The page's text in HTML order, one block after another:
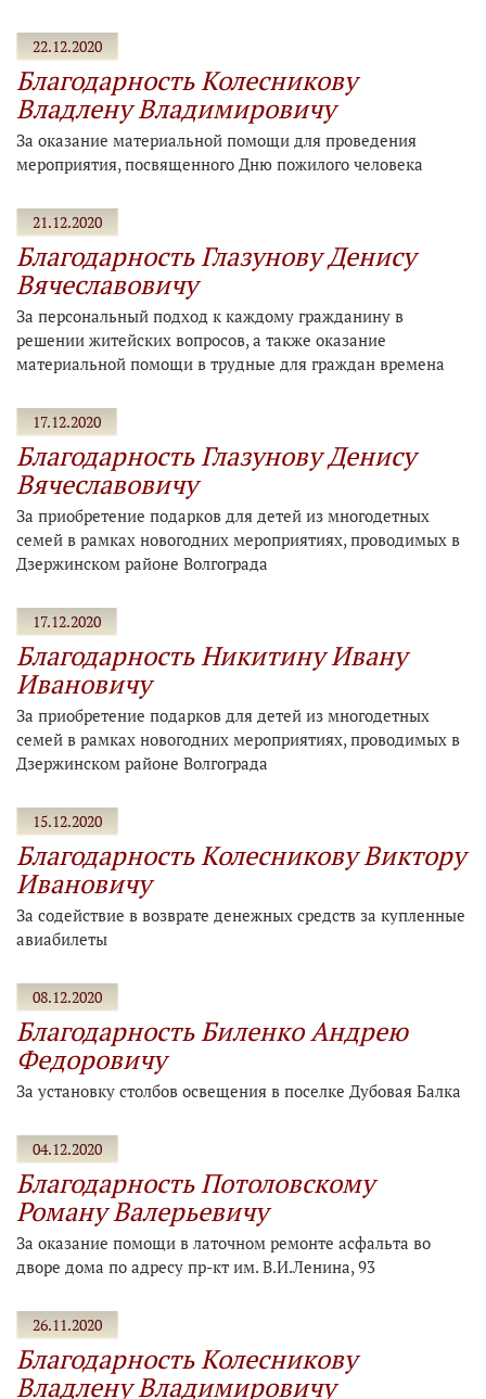
22.12.2020
Благодарность Колесникову
Владлену Владимировичу
За оказание материальной помощи для проведения
мероприятия, посвященного Дню пожилого человека
21.12.2020
Благодарность Глазунову Денису
Вячеславовичу
За персональный подход к каждому гражданину в
решении житейских вопросов, а также оказание
материальной помощи в трудные для граждан времена
17.12.2020
Благодарность Глазунову Денису
Вячеславовичу
За приобретение подарков для детей из многодетных
семей в рамках новогодних мероприятиях, проводимых в
Дзержинском районе Волгограда
17.12.2020
Благодарность Никитину Ивану
Ивановичу
За приобретение подарков для детей из многодетных
семей в рамках новогодних мероприятиях, проводимых в
Дзержинском районе Волгограда
15.12.2020
Благодарность Колесникову Виктору
Ивановичу
За содействие в возврате денежных средств за купленные
авиабилеты
08.12.2020
Благодарность Биленко Андрею
Федоровичу
За установку столбов освещения в поселке Дубовая Балка
04.12.2020
Благодарность Потоловскому
Роману Валерьевичу
За оказание помощи в латочном ремонте асфальта во
дворе дома по адресу пр-кт им. В.И.Ленина, 93
26.11.2020
Благодарность Колесникову
Владлену Владимировичу